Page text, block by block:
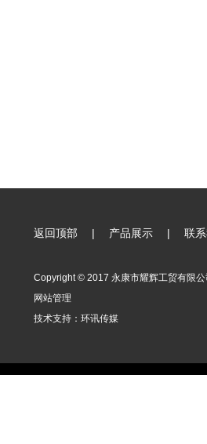
返回顶部 | 产品展示 | 联
Copyright © 2017 永康市耀辉工贸有限公
网站管理
技术支持： 环讯传媒